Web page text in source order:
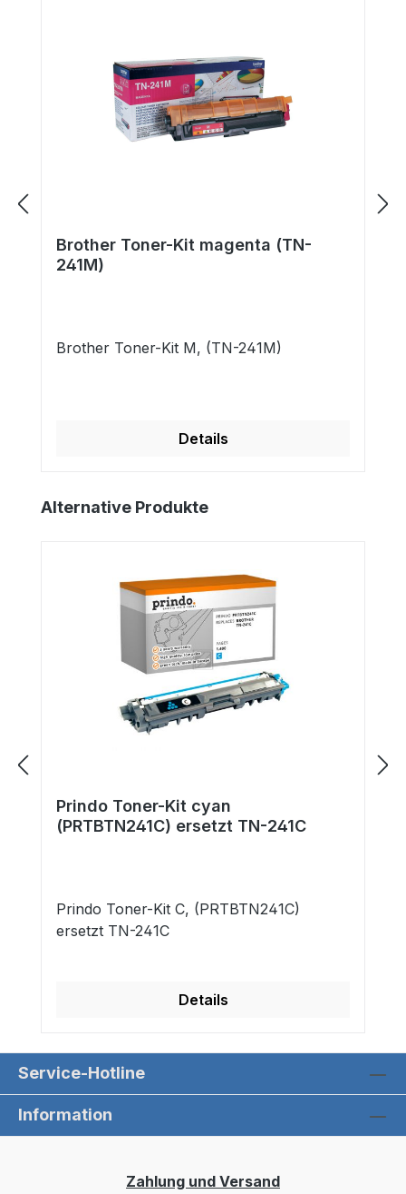
Brother Toner-Kit magenta (TN-
241M)
Brother Toner-Kit M, (TN-241M)
Details
Produktgalerie überspringen
Alternative Produkte
Prindo Toner-Kit cyan
(PRTBTN241C) ersetzt TN-241C
Prindo Toner-Kit C, (PRTBTN241C)
ersetzt TN-241C
Details
Service-Hotline
Information
Zahlung und Versand